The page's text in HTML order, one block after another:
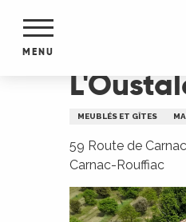
contenu
MENU
MEUBLÉS ET GÎTES
59 Route de
Carnac-Rouffiac